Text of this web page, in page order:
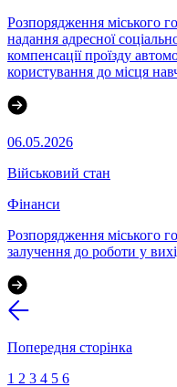
Розпорядження міського
надання адресної
компенсації проїзду
користування до місця
06.05.2026
Військовий стан
Фінанси
Розпорядження міського
залучення до роботи у
Попередня сторінка
1 2 3 4 5 6